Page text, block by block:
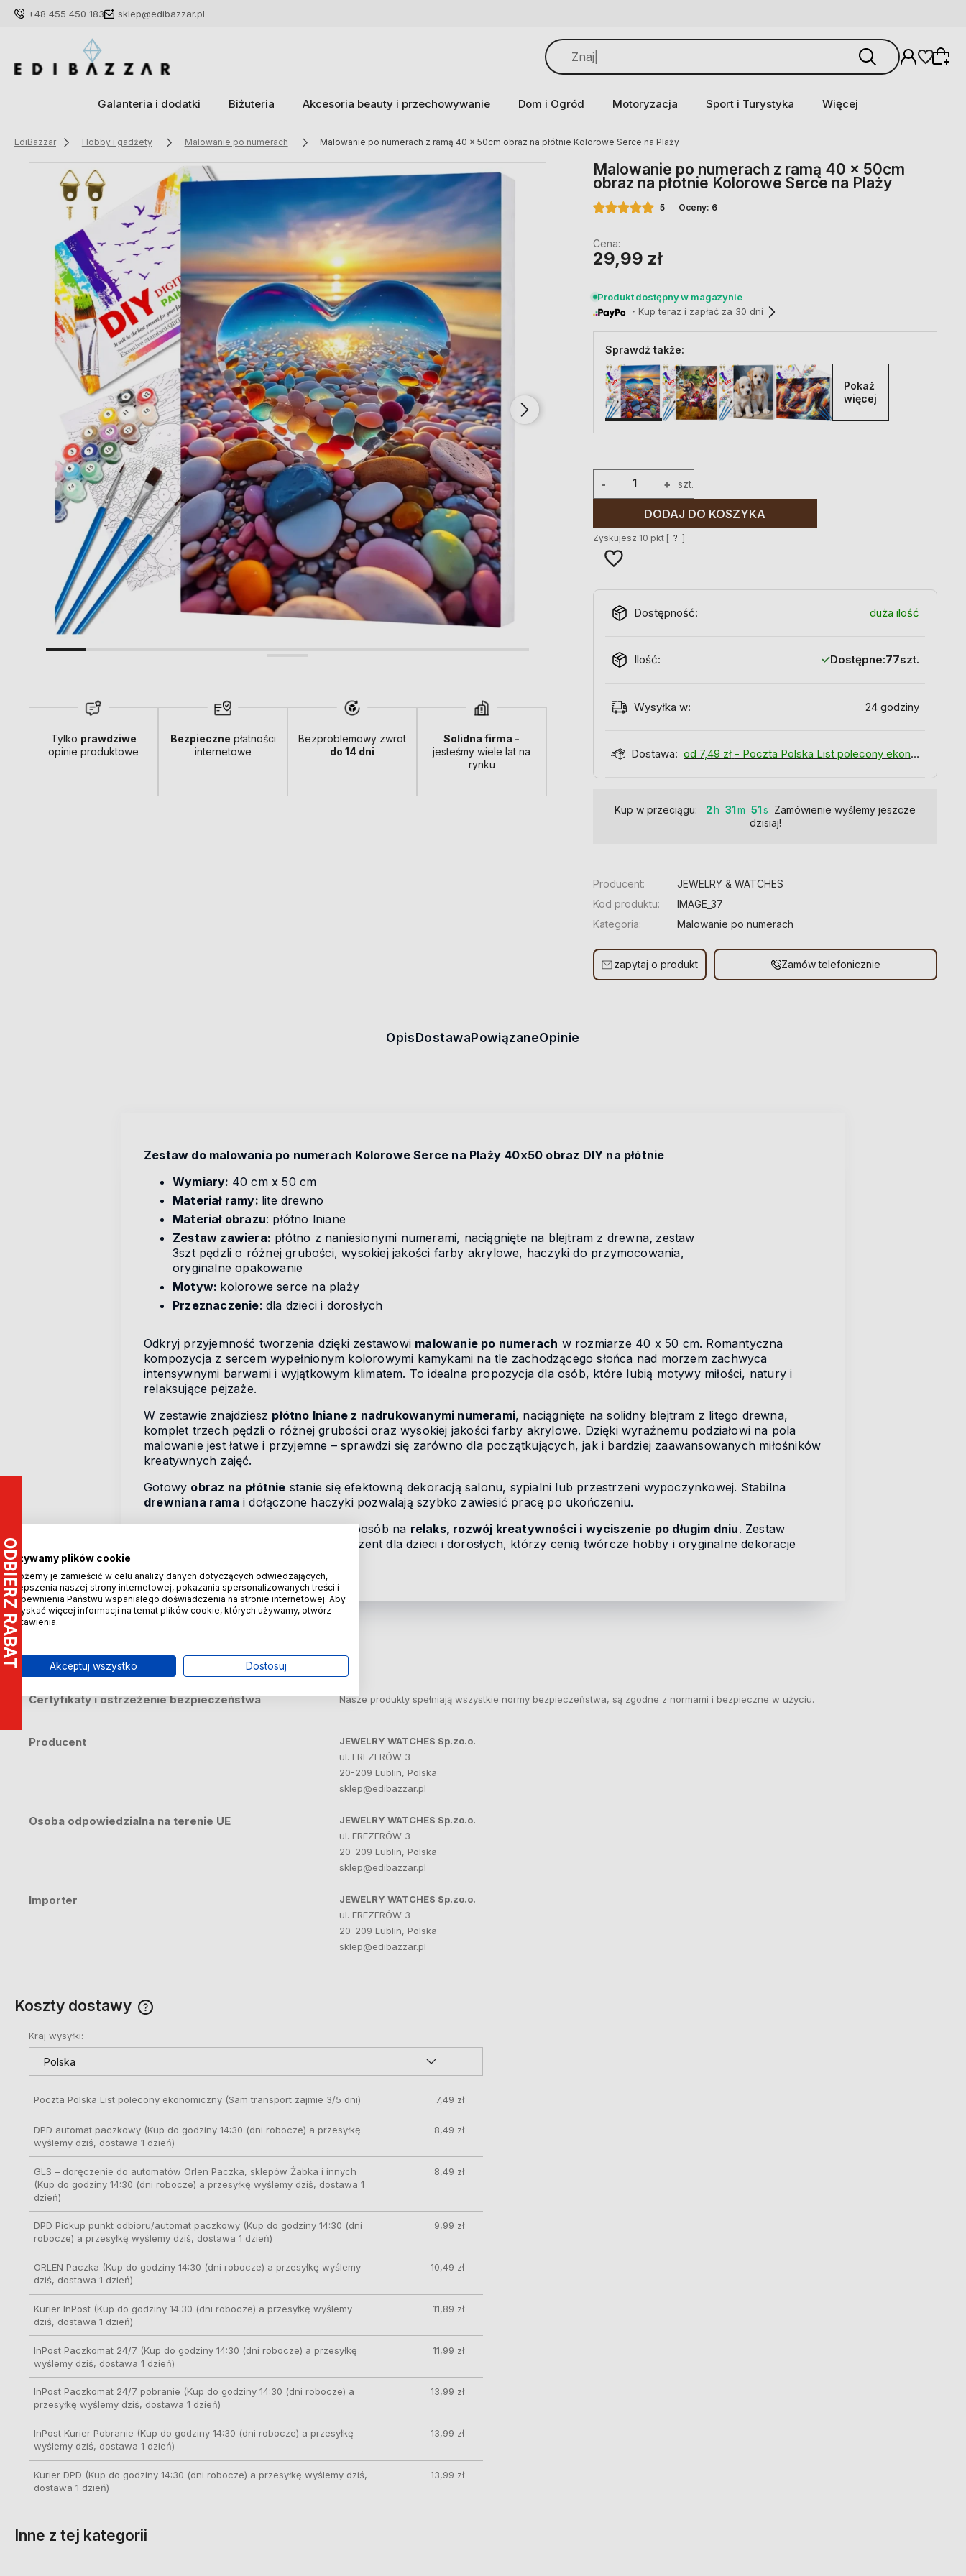
+48 455 450 183 sklep@edibazzar.pl
Galanteria i dodatki Biżuteria Akcesoria beauty i przechowywanie Dom i Ogród Motoryzacja Sport i Turystyka Więcej
EdiBazzar Hobby i gadżety Malowanie po numerach Malowanie po numerach z ramą 40 x 50cm obraz na płótnie Kolorowe Serce na Plaży
Tylko prawdziwe
opinie produktowe
Bezpieczne płatności
internetowe
Bezproblemowy zwrot
do 14 dni
Solidna firma -
jesteśmy wiele lat na
rynku
Malowanie po numerach z ramą 40 x 50cm
obraz na płótnie Kolorowe Serce na Plaży
5 Oceny: 6
Cena:
29,99 zł
Produkt dostępny w magazynie
・Kup teraz i zapłać za 30 dni
Sprawdź także:
Pokaż
więcej
+
- szt.
DODAJ DO KOSZYKA
Zyskujesz 10 pkt [ ? ]
Dostępność: duża ilość
Ilość: Dostępne:77szt.
Wysyłka w: 24 godziny
Dostawa: od 7,49 zł - Poczta Polska List polecony ekonomiczny
Kup w przeciągu: 2 31 50
Zamówienie wyślemy jeszcze
dzisiaj!
Producent:
JEWELRY & WATCHES
Kod produktu:
IMAGE_37
Kategoria:
Malowanie po numerach
zapytaj o produkt Zamów telefonicznie
Opis Dostawa PowiązaneOpinie
Zestaw do malowania po numerach Kolorowe Serce na Plaży 40x50 obraz DIY na płótnie
Wymiary: 40 cm x 50 cm
Materiał ramy: lite drewno
Materiał obrazu: płótno lniane
Zestaw zawiera: płótno z naniesionymi numerami, naciągnięte na blejtram z drewna, zestaw
3szt pędzli o różnej grubości, wysokiej jakości farby akrylowe, haczyki do przymocowania,
oryginalne opakowanie
Motyw: kolorowe serce na plaży
Przeznaczenie: dla dzieci i dorosłych
Odkryj przyjemność tworzenia dzięki zestawowi malowanie po numerach w rozmiarze 40 x 50 cm. Romantyczna
kompozycja z sercem wypełnionym kolorowymi kamykami na tle zachodzącego słońca nad morzem zachwyca
intensywnymi barwami i wyjątkowym klimatem. To idealna propozycja dla osób, które lubią motywy miłości, natury i
relaksujące pejzaże.
W zestawie znajdziesz płótno lniane z nadrukowanymi numerami, naciągnięte na solidny blejtram z litego drewna,
komplet trzech pędzli o różnej grubości oraz wysokiej jakości farby akrylowe. Dzięki wyraźnemu podziałowi na pola
malowanie jest łatwe i przyjemne – sprawdzi się zarówno dla początkujących, jak i bardziej zaawansowanych miłośników
kreatywnych zajęć.
Gotowy obraz na płótnie stanie się efektowną dekoracją salonu, sypialni lub przestrzeni wypoczynkowej. Stabilna
drewniana rama i dołączone haczyki pozwalają szybko zawiesić pracę po ukończeniu.
Malowanie po numerach to świetny sposób na relaks, rozwój kreatywności i wyciszenie po długim dniu. Zestaw
sprawdzi się także jako wyjątkowy prezent dla dzieci i dorosłych, którzy cenią twórcze hobby i oryginalne dekoracje
Bezpieczeństwo
Certyfikaty i ostrzeżenie bezpieczeństwa Nasze produkty spełniają wszystkie normy bezpieczeństwa, są zgodne z normami i bezpieczne w użyciu.
Producent
JEWELRY WATCHES Sp.zo.o.
ul. FREZERÓW 3
20-209 Lublin, Polska
sklep@edibazzar.pl
Osoba odpowiedzialna na terenie UE
JEWELRY WATCHES Sp.zo.o.
ul. FREZERÓW 3
20-209 Lublin, Polska
sklep@edibazzar.pl
Importer
JEWELRY WATCHES Sp.zo.o.
ul. FREZERÓW 3
20-209 Lublin, Polska
sklep@edibazzar.pl
Koszty dostawy
Kraj wysyłki:
Poczta Polska List polecony ekonomiczny (Sam transport zajmie 3/5 dni) 7,49 zł
DPD automat paczkowy(Kup do godziny 14:30 (dni robocze) a przesyłkę
wyślemy dziś, dostawa 1 dzień)
8,49 zł
GLS – doręczenie do automatów Orlen Paczka, sklepów Żabka i innych
(Kup do godziny 14:30 (dni robocze) a przesyłkę wyślemy dziś, dostawa 1
dzień)
8,49 zł
DPD Pickup punkt odbioru/automat paczkowy(Kup do godziny 14:30 (dni
robocze) a przesyłkę wyślemy dziś, dostawa 1 dzień)
9,99 zł
ORLEN Paczka (Kup do godziny 14:30 (dni robocze) a przesyłkę wyślemy
dziś, dostawa 1 dzień)
10,49 zł
Kurier InPost(Kup do godziny 14:30 (dni robocze) a przesyłkę wyślemy
dziś, dostawa 1 dzień)
11,89 zł
InPost Paczkomat 24/7 (Kup do godziny 14:30 (dni robocze) a przesyłkę
wyślemy dziś, dostawa 1 dzień)
11,99 zł
InPost Paczkomat 24/7 pobranie (Kup do godziny 14:30 (dni robocze) a
przesyłkę wyślemy dziś, dostawa 1 dzień)
13,99 zł
InPost Kurier Pobranie (Kup do godziny 14:30 (dni robocze) a przesyłkę
wyślemy dziś, dostawa 1 dzień)
13,99 zł
Kurier DPD (Kup do godziny 14:30 (dni robocze) a przesyłkę wyślemy dziś,
dostawa 1 dzień)
13,99 zł
Inne z tej kategorii
Używamy plików cookie
Możemy je zamieścić w celu analizy danych dotyczących odwiedzających,
ulepszenia naszej strony internetowej, pokazania spersonalizowanych treści i
zapewnienia Państwu wspaniałego doświadczenia na stronie internetowej. Aby
uzyskać więcej informacji na temat plików cookie, których używamy, otwórz
ustawienia.
Akceptuj wszystko Dostosuj